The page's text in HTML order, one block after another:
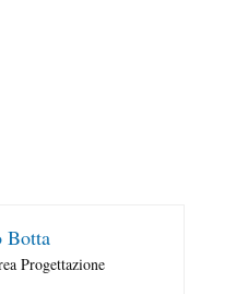
Botta
Progettazione